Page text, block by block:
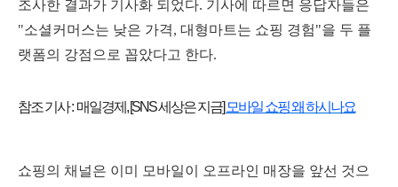
조사한 결과가 기사화 되었다. 기사에 따르면 응답자들은
"소셜커머스는 낮은 가격, 대형마트는 쇼핑 경험"을 두 플
랫폼의 강점으로 꼽았다고 한다.
참조 기사 : 매일경제, [SNS 세상은 지금] 모바일 쇼핑 왜 하시나요
쇼핑의 채널은 이미 모바일이 오프라인 매장을 앞선 것으